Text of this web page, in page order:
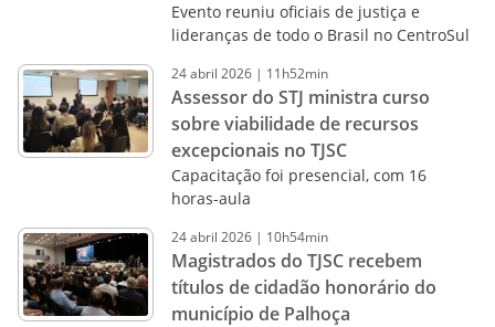
Evento reuniu oficiais de justiça e
lideranças de todo o Brasil no CentroSul
24abril 2026 | 11h52min
Assessor do STJ ministra curso
sobre viabilidade de recursos
excepcionais no TJSC
Capacitação foi presencial, com 16
horas-aula
24abril 2026 | 10h54min
Magistrados do TJSC recebem
títulos de cidadão honorário do
município de Palhoça